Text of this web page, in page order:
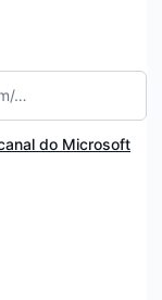
do Microsoft
for